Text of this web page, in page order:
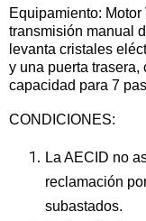
Equipamiento:
transmisión manual
levanta cristales
y una puerta trasera,
capacidad para 7
CONDICIONES:
La AECID no
reclamación
subastados.